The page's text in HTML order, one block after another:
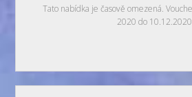
Tato nabídka je časově omezená.
2020 do 10.12.2020